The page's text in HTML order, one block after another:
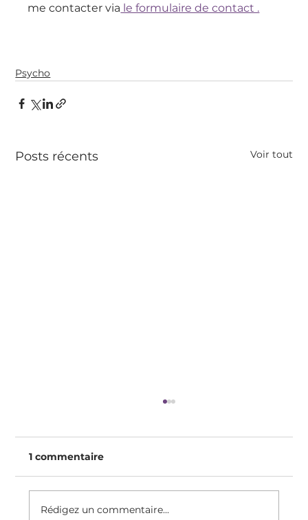
me contacter via le formulaire de contact .
Psycho
Posts récents Voir tout
1 commentaire
Rédigez un commentaire...